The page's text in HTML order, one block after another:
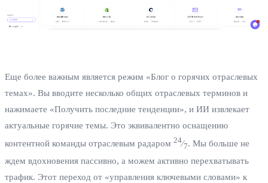
Еще более важным является режим «Блог о горячих отраслевых
темах». Вы вводите несколько общих отраслевых терминов и
нажимаете «Получить последние тенденции», и ИИ извлекает
актуальные горячие темы. Это эквивалентно оснащению
контентной команды отраслевым радаром 24⁄7. Мы больше не
ждем вдохновения пассивно, а можем активно перехватывать
трафик. Этот переход от «управления ключевыми словами» к